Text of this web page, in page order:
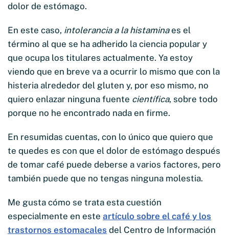
dolor de estómago.
En este caso, intolerancia a la histaminaes el
término al que se ha adherido la ciencia popular y
que ocupa los titulares actualmente. Ya estoy
viendo que en breve va a ocurrir lo mismo que con la
histeria alrededor del gluten y, por eso mismo, no
quiero enlazar ninguna fuente científica, sobre todo
porque no he encontrado nada en firme.
En resumidas cuentas, con lo único que quiero que
te quedes es con que el dolor de estómago después
de tomar café puede deberse a varios factores, pero
también puede que no tengas ninguna molestia.
Me gusta cómo se trata esta cuestión
especialmente en este artículo sobre el café y los
trastornos estomacales del Centro de Información